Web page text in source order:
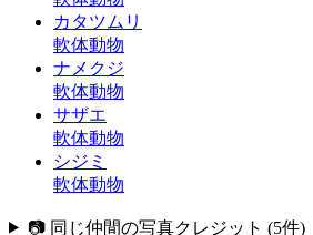
カタツムリ
軟体動物
ナメクジ
軟体動物
サザエ
軟体動物
シジミ
軟体動物
📷 同じ仲間の写真クレジット (5件)